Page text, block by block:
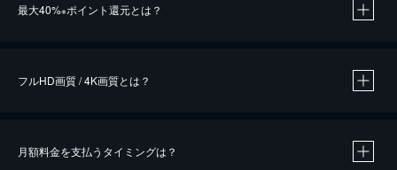
最大40%※ポイント還元とは？
※40％ポイント還元の対象は、クレジットカード決済による作品の購入 / レンタルです。
iOSアプリのUコイン決済による作品の購入 / レンタルは、20％のポイント還元です。
フルHD画質 / 4K画質とは？
月額料金を支払うタイミングは？